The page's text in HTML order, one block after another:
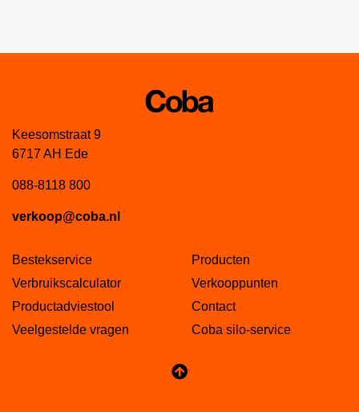
Keesomstraat 9
6717 AH Ede
088-8118 800
verkoop@coba.nl
Bestekservice
Verbruikscalculator
Productadviestool
Veelgestelde vragen
Producten
Verkooppunten
Contact
Coba silo-service